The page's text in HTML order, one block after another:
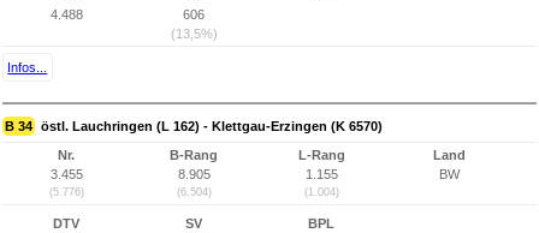
4.488
606
(13,5%)
Infos...
B 34 östl. Lauchringen (L 162) - Klettgau-Erzingen (K 6570)
Nr.
3.455
(5.776)
B-Rang
8.905
(6.504)
L-Rang
1.155
(1.004)
Land
BW
DTV
SV
BPL